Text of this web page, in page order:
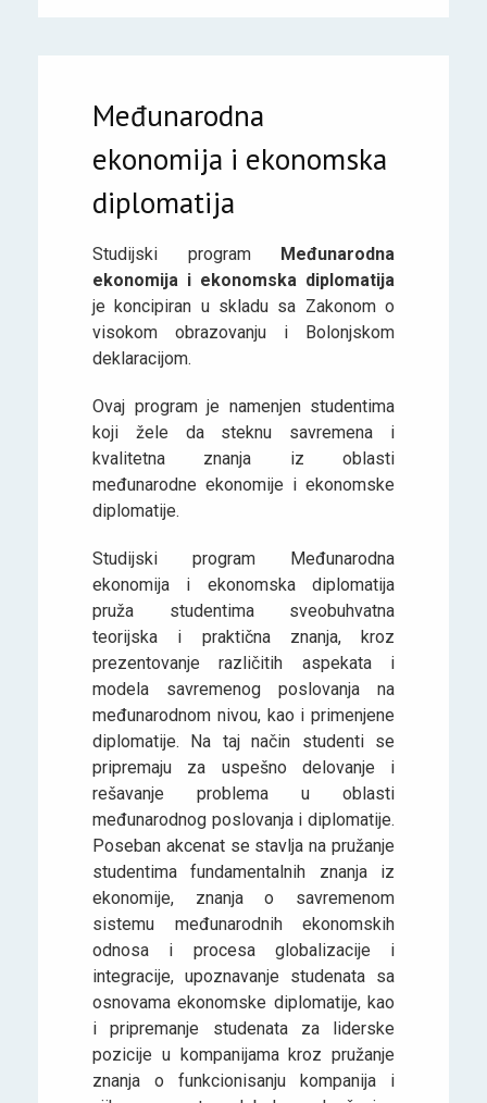
Međunarodna
ekonomija i ekonomska
diplomatija
Studijski program
Međunarodna
ekonomija i ekonomska diplomatija
je koncipiran u skladu sa Zakonom o
visokom obrazovanju i Bolonjskom
deklaracijom.
Ovaj program je namenjen studentima
koji žele da steknu savremena i
kvalitetna znanja iz oblasti
međunarodne ekonomije i ekonomske
diplomatije.
Studijski program Međunarodna
ekonomija i ekonomska diplomatija
pruža studentima sveobuhvatna
teorijska i praktična znanja, kroz
prezentovanje različitih aspekata i
modela savremenog poslovanja na
međunarodnom nivou, kao i primenjene
diplomatije. Na taj način studenti se
pripremaju za uspešno delovanje i
rešavanje problema u oblasti
međunarodnog poslovanja i diplomatije.
Poseban akcenat se stavlja na pružanje
studentima fundamentalnih znanja iz
ekonomije, znanja o savremenom
sistemu međunarodnih ekonomskih
odnosa i procesa globalizacije i
integracije, upoznavanje studenata sa
osnovama ekonomske diplomatije, kao
i pripremanje studenata za liderske
pozicije u kompanijama kroz pružanje
znanja o funkcionisanju kompanija i